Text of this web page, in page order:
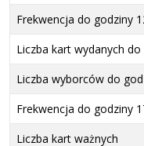
Frekwencja do godziny
Liczba kart wydanych
Liczba wyborców do
Frekwencja do godziny
Liczba kart ważnych